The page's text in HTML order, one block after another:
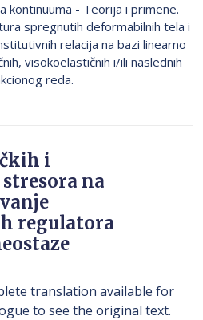
kontinuuma - Teorija i primene.
spregnutih deformabilnih tela i
relacija na bazi linearno
visokoelastičnih i/ili naslednih
reda.
i
na
regulatora
translation available for
to see the original text.